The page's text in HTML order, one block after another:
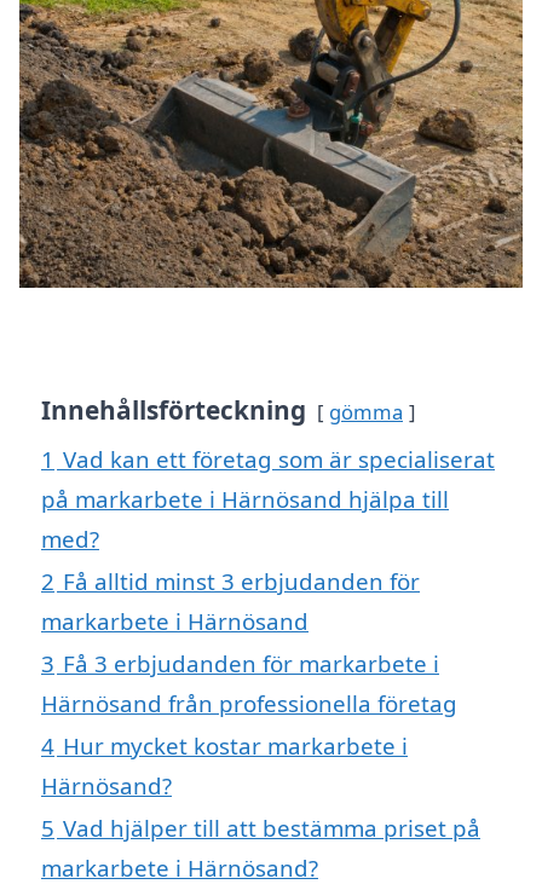
Innehållsförteckning gömma
1 Vad kan ett företag som är specialiserat
på markarbete i Härnösand hjälpa till
med?
2 Få alltid minst 3 erbjudanden för
markarbete i Härnösand
3 Få 3 erbjudanden för markarbete i
Härnösand från professionella företag
4 Hur mycket kostar markarbete i
Härnösand?
5 Vad hjälper till att bestämma priset på
markarbete i Härnösand?